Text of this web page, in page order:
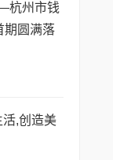
杭州市钱
期圆满落
,创造美